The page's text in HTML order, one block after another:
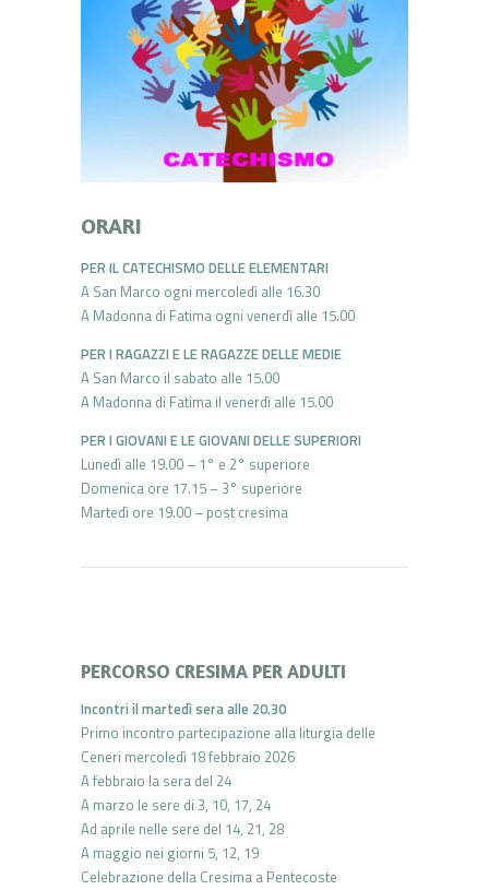
ORARI
PER IL CATECHISMO DELLE ELEMENTARI
A San Marco ogni mercoledì alle 16.30
A Madonna di Fatima ogni venerdì alle 15.00
PER I RAGAZZI E LE RAGAZZE DELLE MEDIE
A San Marco il sabato alle 15.00
A Madonna di Fatima il venerdì alle 15.00
PER I GIOVANI E LE GIOVANI DELLE SUPERIORI
Lunedì alle 19.00 – 1° e 2° superiore
Domenica ore 17.15 – 3° superiore
Martedì ore 19.00 – post cresima
PERCORSO CRESIMA PER ADULTI
Incontri il martedì sera alle 20.30
Primo incontro partecipazione alla liturgia delle
Ceneri mercoledì 18 febbraio 2026
A febbraio la sera del 24
A marzo le sere di 3, 10, 17, 24
Ad aprile nelle sere del 14, 21, 28
A maggio nei giorni 5, 12, 19
Celebrazione della Cresima a Pentecoste